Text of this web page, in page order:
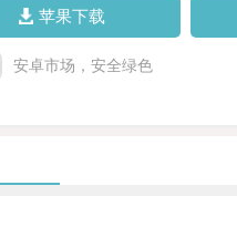
苹果下载
安卓市场，安全绿色